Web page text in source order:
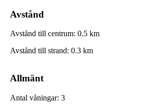
Avstånd
Avstånd till centrum: 0.5 km
Avstånd till strand: 0.3 km
Allmänt
Antal våningar: 3